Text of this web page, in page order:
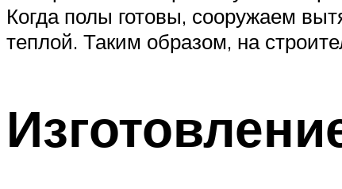
Когда полы готовы, сооружаем
теплой. Таким образом, на